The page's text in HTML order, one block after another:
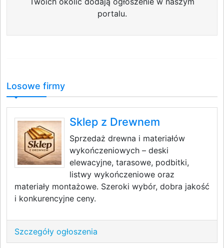
portalu.
Losowe firmy
Sklep z Drewnem
Sprzedaż drewna i materiałów
wykończeniowych – deski
elewacyjne, tarasowe, podbitki,
listwy wykończeniowe oraz
materiały montażowe. Szeroki wybór, dobra jakość
i konkurencyjne ceny.
Szczegóły ogłoszenia